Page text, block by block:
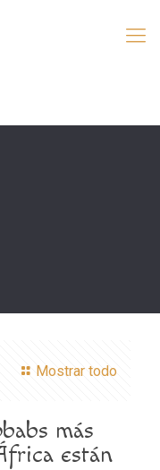
Mostrar todo
más
están